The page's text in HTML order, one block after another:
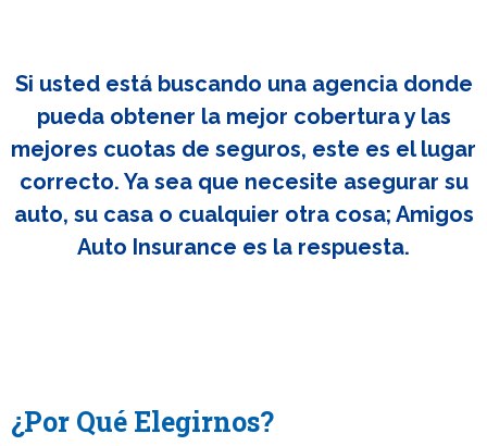
Si usted está buscando una agencia donde
pueda obtener la mejor cobertura y las
mejores cuotas de seguros, este es el lugar
correcto. Ya sea que necesite asegurar su
auto, su casa o cualquier otra cosa; Amigos
Auto Insurance es la respuesta.
¿Por Qué Elegirnos?